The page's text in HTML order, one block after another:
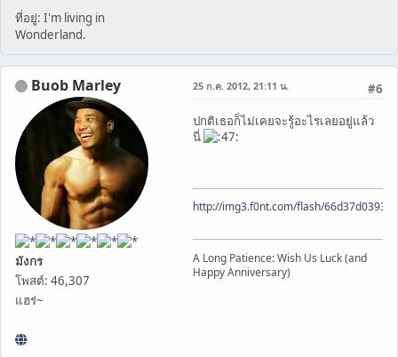
ที่อยู่: I'm living in
Wonderland.
Buob Marley
มังกร
โพสต์: 46,307
แฮร่~
#6
25 ก.ค. 2012, 21:11 น.
ปกติเธอก็ไม่เคยจะรู้อะไรเลยอยู่แล้ว
นี่
http://img3.f0nt.com/flash/
A Long Patience: Wish Us Luck (and
Happy Anniversary)